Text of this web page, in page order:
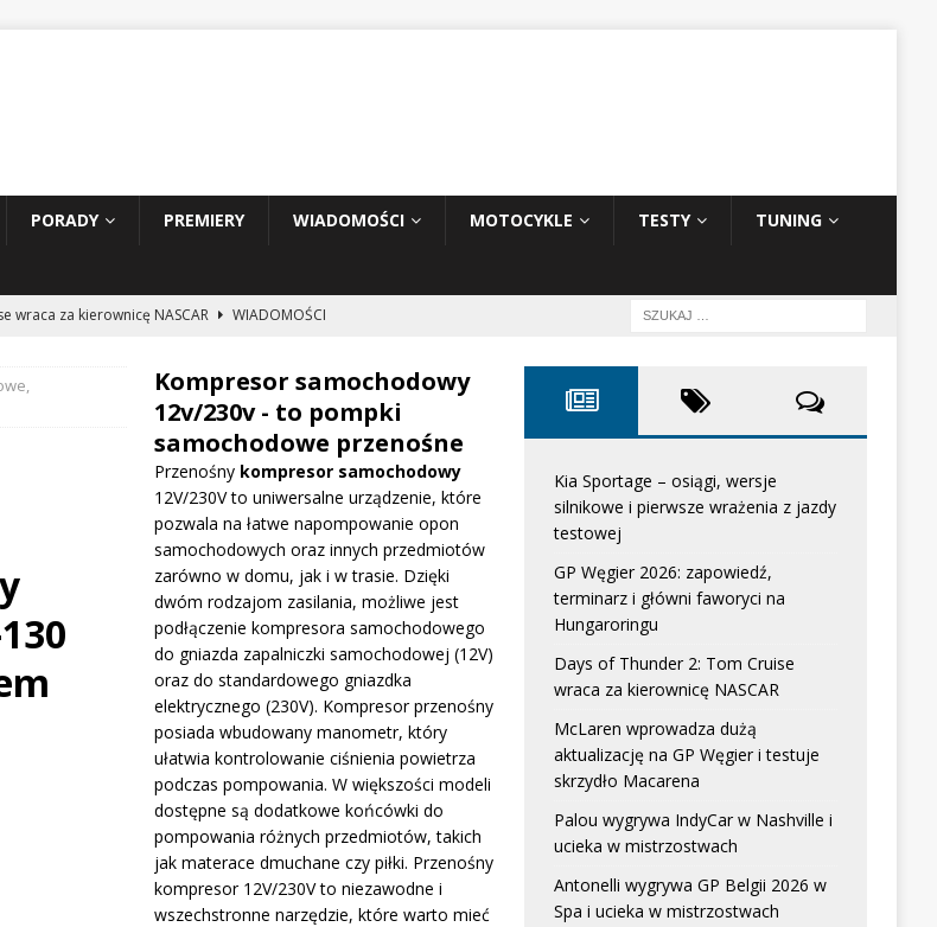
PORADY PREMIERY WIADOMOŚCI MOTOCYKLE TESTY TUNING
wraca za kierownicę NASCAR
WIADOMOŚCI
na GP Węgier i testuje skrzydło Macarena
i ucieka w mistrzostwach
WIADOMOŚCI
silnikowe i pierwsze wrażenia z jazdy testowej
i główni faworyci na Hungaroringu
Kompresor samochodowy
12v/230v - to pompki
samochodowe przenośne
Przenośny kompresor samochodowy
12V/230V to uniwersalne urządzenie, które
pozwala na łatwe napompowanie opon
samochodowych oraz innych przedmiotów
zarówno w domu, jak i w trasie. Dzięki
dwóm rodzajom zasilania, możliwe jest
podłączenie kompresora samochodowego
do gniazda zapalniczki samochodowej (12V)
oraz do standardowego gniazdka
elektrycznego (230V). Kompresor przenośny
posiada wbudowany manometr, który
ułatwia kontrolowanie ciśnienia powietrza
podczas pompowania. W większości modeli
dostępne są dodatkowe końcówki do
pompowania różnych przedmiotów, takich
jak materace dmuchane czy piłki. Przenośny
kompresor 12V/230V to niezawodne i
wszechstronne narzędzie, które warto mieć
Kia Sportage – osiągi, wersje
silnikowe i pierwsze wrażenia z jazdy
testowej
GP Węgier 2026: zapowiedź,
terminarz i główni faworyci na
Hungaroringu
Days of Thunder 2: Tom Cruise
wraca za kierownicę NASCAR
McLaren wprowadza dużą
aktualizację na GP Węgier i testuje
skrzydło Macarena
Palou wygrywa IndyCar w Nashville i
ucieka w mistrzostwach
Antonelli wygrywa GP Belgii 2026 w
Spa i ucieka w mistrzostwach